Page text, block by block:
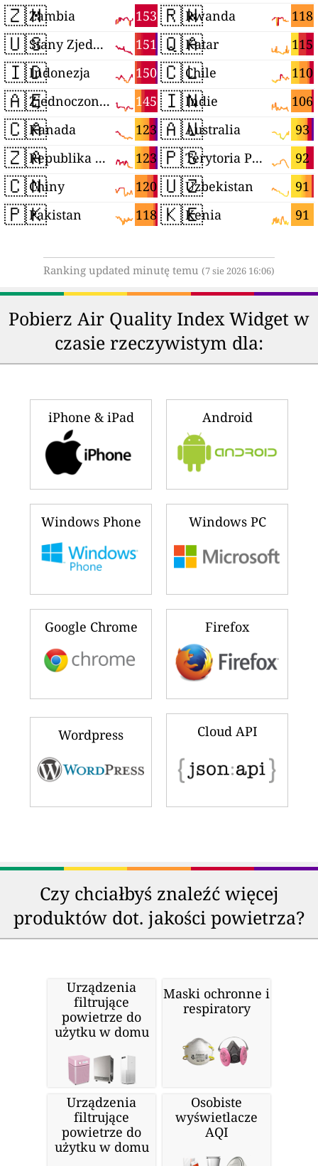
🇿🇲 153
Zambia
🇺🇸 151
Stany Zjednoczone
🇮🇩 150
Indonezja
🇦🇪 145
Zjednoczone Emiraty Arabskie
🇨🇦 123
Kanada
🇿🇦 123
Republika Południowej Afryki
🇨🇳 120
Chiny
🇵🇰 118
Pakistan
🇷🇼 118
Rwanda
🇶🇦 115
Katar
🇨🇱 110
Chile
🇮🇳 106
Indie
🇦🇺 93
Australia
🇵🇸 92
Terytoria Palestyńskie
🇺🇿 91
Uzbekistan
🇰🇪 91
Kenia
Ranking updated minutę temu (7 sie 2026 16:06)
Pobierz Air Quality Index Widget w
czasie rzeczywistym dla:
iPhone & iPad Android
Windows Phone Windows PC
Google Chrome Firefox
Wordpress Cloud API
Czy chciałbyś znaleźć więcej
produktów dot. jakości powietrza?
Urządzenia
filtrujące
powietrze do
użytku w domu
Maski ochronne i
respiratory
Urządzenia
filtrujące
powietrze do
użytku w domu
Osobiste
wyświetlacze
AQI